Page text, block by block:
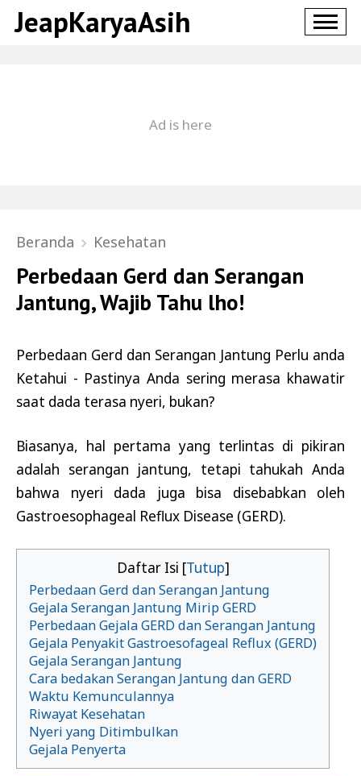
JeapKaryaAsih
Beranda Kesehatan
Perbedaan Gerd dan Serangan
Jantung, Wajib Tahu lho!
Perbedaan Gerd dan Serangan Jantung Perlu anda
Ketahui - Pastinya Anda sering merasa khawatir
saat dada terasa nyeri, bukan?
Biasanya, hal pertama yang terlintas di pikiran
adalah serangan jantung, tetapi tahukah Anda
bahwa nyeri dada juga bisa disebabkan oleh
Gastroesophageal Reflux Disease (GERD).
Daftar Isi [Tutup]
Perbedaan Gerd dan Serangan Jantung
Gejala Serangan Jantung Mirip GERD
Perbedaan Gejala GERD dan Serangan Jantung
Gejala Penyakit Gastroesofageal Reflux (GERD)
Gejala Serangan Jantung
Cara bedakan Serangan Jantung dan GERD
Waktu Kemunculannya
Riwayat Kesehatan
Nyeri yang Ditimbulkan
Gejala Penyerta